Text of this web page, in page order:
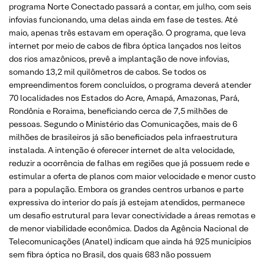
programa Norte Conectado passará a contar, em julho, com seis
infovias funcionando, uma delas ainda em fase de testes. Até
maio, apenas três estavam em operação. O programa, que leva
internet por meio de cabos de fibra óptica lançados nos leitos
dos rios amazônicos, prevê a implantação de nove infovias,
somando 13,2 mil quilômetros de cabos. Se todos os
empreendimentos forem concluídos, o programa deverá atender
70 localidades nos Estados do Acre, Amapá, Amazonas, Pará,
Rondônia e Roraima, beneficiando cerca de 7,5 milhões de
pessoas. Segundo o Ministério das Comunicações, mais de 6
milhões de brasileiros já são beneficiados pela infraestrutura
instalada. A intenção é oferecer internet de alta velocidade,
reduzir a ocorrência de falhas em regiões que já possuem rede e
estimular a oferta de planos com maior velocidade e menor custo
para a população. Embora os grandes centros urbanos e parte
expressiva do interior do país já estejam atendidos, permanece
um desafio estrutural para levar conectividade a áreas remotas e
de menor viabilidade econômica. Dados da Agência Nacional de
Telecomunicações (Anatel) indicam que ainda há 925 municípios
sem fibra óptica no Brasil, dos quais 683 não possuem